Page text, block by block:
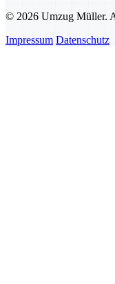
© 2026 Umzug Müller.
Impressum Datenschutz